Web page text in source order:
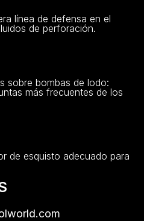
línea de defensa en el
de perforación.
sobre bombas de lodo:
más frecuentes de los
de esquisto adecuado para